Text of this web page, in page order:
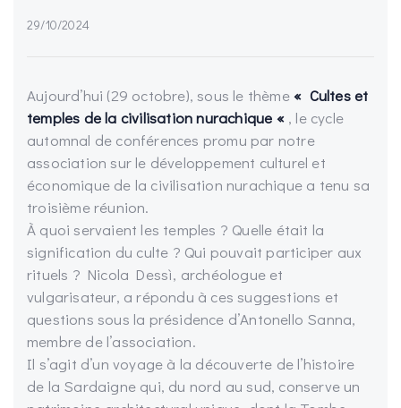
29/10/2024
Aujourd’hui (29 octobre), sous le thème« Cultes et
temples de la civilisationnurachique « , le cycle
automnal de conférences promu par notre
association sur le développement culturel et
économique de la civilisation nurachique a tenu sa
troisième réunion.
À quoi servaient les temples ? Quelle était la
signification du culte ? Qui pouvait participer aux
rituels ? Nicola Dessì, archéologue et
vulgarisateur, a répondu à ces suggestions et
questions sous la présidence d’Antonello Sanna,
membre de l’association.
Il s’agit d’un voyage à la découverte de l’histoire
de la Sardaigne qui, du nord au sud, conserve un